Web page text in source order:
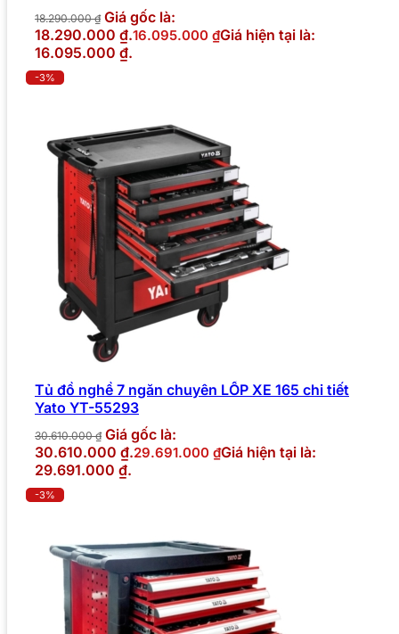
18.290.000₫ Giá gốc là:
18.290.000 ₫.16.095.000 ₫Giá hiện tại là:
16.095.000 ₫.
-3%
Tủ đồ nghề 7 ngăn chuyên LỐP XE 165 chi tiết
Yato YT-55293
30.610.000₫ Giá gốc là:
30.610.000 ₫.29.691.000 ₫Giá hiện tại là:
29.691.000 ₫.
-3%